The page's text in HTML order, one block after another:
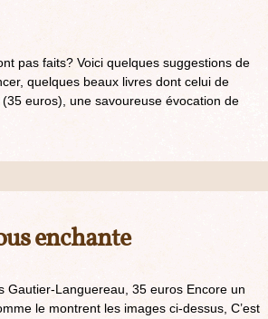
pas faits? Voici quelques suggestions de
quelques beaux livres dont celui de
euros), une savoureuse évocation de
enchante
Gautier-Languereau, 35 euros Encore un
le montrent les images ci-dessus, C’est